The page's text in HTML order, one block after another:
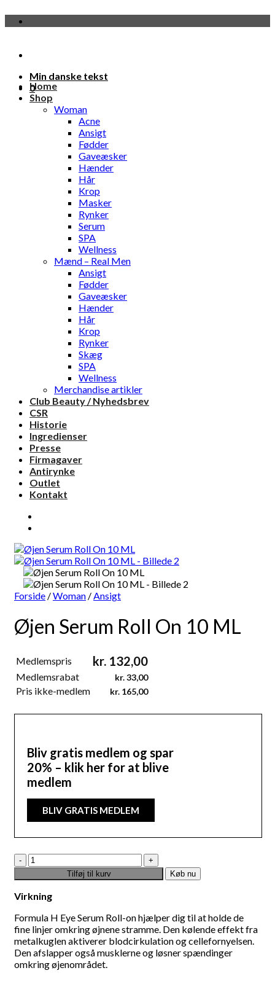
Min danske tekst
0
Home
Shop
Woman
Acne
Ansigt
Fødder
Gaveæsker
Hænder
Hår
Krop
Masker
Rynker
Serum
SPA
Wellness
Mænd – Real Men
Ansigt
Fødder
Gaveæsker
Hænder
Hår
Krop
Rynker
Skæg
SPA
Wellness
Merchandise artikler
Club Beauty / Nyhedsbrev
CSR
Historie
Ingredienser
Presse
Firmagaver
Antirynke
Outlet
Kontakt
Forside /Woman /Ansigt
Øjen Serum Roll On 10 ML
Medlemspris kr. 132,00
Medlemsrabat kr.33,00
Pris ikke-medlem kr. 165,00
Bliv gratis medlem og spar
20% – klik her for at blive
medlem
BLIV GRATIS MEDLEM
Øjen
Serum
Roll
On
ML
antal
Tilføj til kurv Køb nu
Virkning
Formula H Eye Serum Roll-on hjælper dig til at holde de
fine linjer omkring øjnene stramme. Den kølende effekt fra
metalkuglen aktiverer blodcirkulation og cellefornyelsen.
Den afslapper også musklerne og løsner spændinger
omkring øjenområdet.